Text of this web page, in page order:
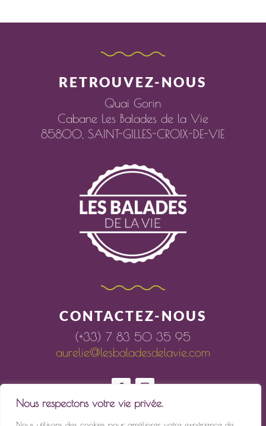
Nous respectons votre vie privée.
RETROUVEZ-NOUS
Quai Gorin
Cabane Les Balades de la Vie
85800,SAINT-GILLES-CROIX-DE-VIE
CONTACTEZ-NOUS
(+33) 7 83 50 35 95
aurelie@lesbaladesdelavie.com